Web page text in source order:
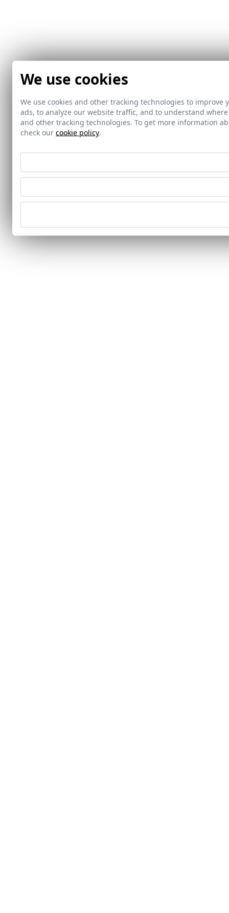
We use cookies
We use cookies and other tracking technologies to
ads, to analyze our website traffic, and to understand
and other tracking technologies. To get more information
check our cookie policy.